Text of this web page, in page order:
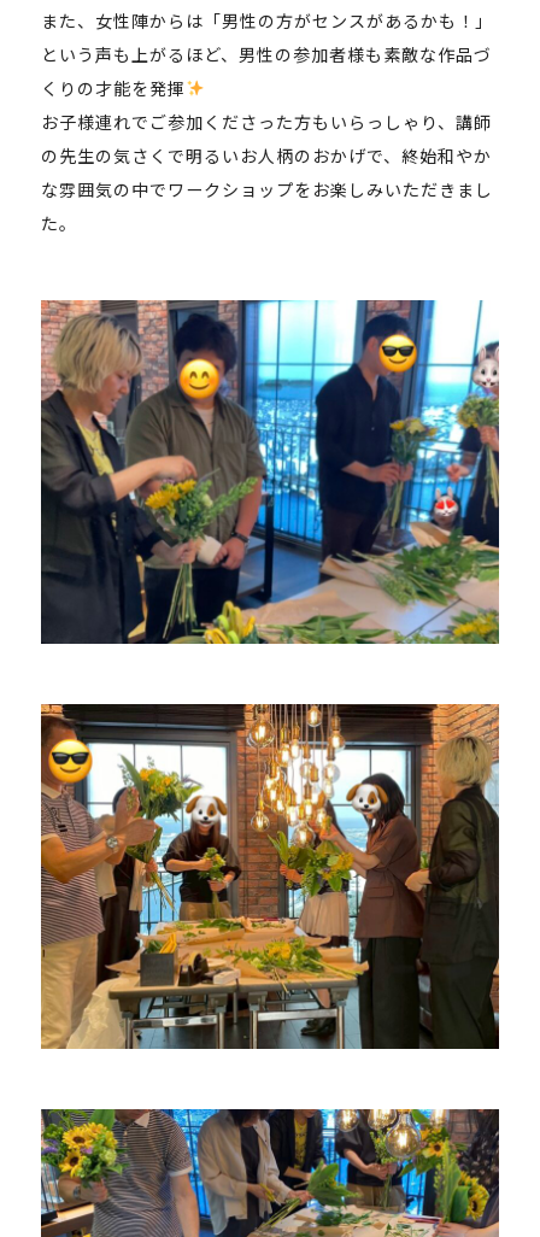
また、女性陣からは「男性の方がセンスがあるかも！」
という声も上がるほど、男性の参加者様も素敵な作品づ
くりの才能を発揮
お子様連れでご参加くださった方もいらっしゃり、講師
の先生の気さくで明るいお人柄のおかげで、終始和やか
な雰囲気の中でワークショップをお楽しみいただきまし
た。